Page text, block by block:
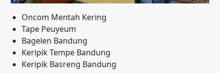
Oncom Mentah Kering
Tape Peuyeum
Bagelen Bandung
Keripik Tempe Bandung
Keripik Basreng Bandung